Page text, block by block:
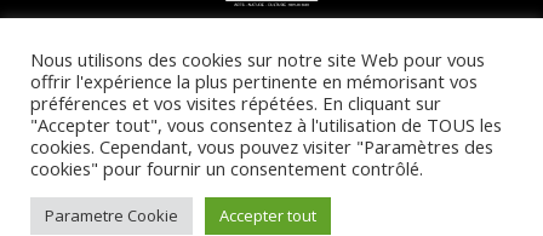
© 2025 @droits d’auteurs, Le Rendez-vous d’Howard | Design
& Conception Web : Imacom Communications
Toute reproduction totale ou partielle du site est strictement
interdite.
Politique de confidentialité
Nous utilisons des cookies sur notre site Web pour vous
offrir l'expérience la plus pertinente en mémorisant vos
préférences et vos visites répétées. En cliquant sur
"Accepter tout", vous consentez à l'utilisation de TOUS les
cookies. Cependant, vous pouvez visiter "Paramètres des
cookies" pour fournir un consentement contrôlé.
Parametre Cookie Accepter tout